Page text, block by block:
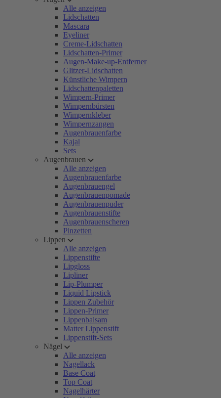
Alle anzeigen
Lidschatten
Mascara
Eyeliner
Creme-Lidschatten
Lidschatten-Primer
Augen-Make-up-Entferner
Glitzer-Lidschatten
Künstliche Wimpern
Lidschattenpaletten
Wimpern-Primer
Wimpernbürsten
Wimpernkleber
Wimpernzangen
Augenbrauenfarbe
Kajal
Sets
Augenbrauen
Alle anzeigen
Augenbrauenfarbe
Augenbrauengel
Augenbrauenpomade
Augenbrauenpuder
Augenbrauenstifte
Augenbrauenscheren
Pinzetten
Lippen
Alle anzeigen
Lippenstifte
Lipgloss
Lipliner
Lip-Plumper
Liquid Lipstick
Lippen Zubehör
Lippen-Primer
Lippenbalsam
Matter Lippenstift
Lippenstift-Sets
Nägel
Alle anzeigen
Nagellack
Base Coat
Top Coat
Nagelhärter